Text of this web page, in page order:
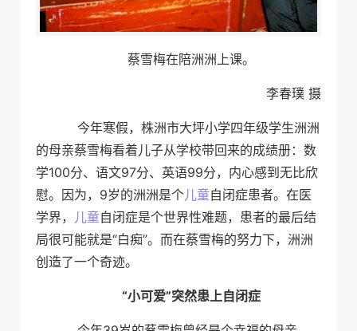
蔡雪梅在陪洲洲上课。
李春璞 摄
今年寒假，株洲市大坪小学四年级学生洲洲
的母亲蔡雪梅看着儿子从学校带回来的成绩册：数
学100分、语文97分、英语99分，内心感到无比欣
慰。因为，9岁的洲洲是个儿童自闭症患者。在医
学界， 儿童自闭症是个世界性难题，患者的最后结
局很可能就是“白痴”。而在蔡雪梅的努力下，洲洲
创造了一个奇迹。
“小可爱”突然患上自闭症